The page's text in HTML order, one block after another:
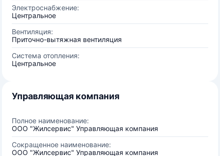
Электроснабжение:
Центральное
Вентиляция:
Приточно-вытяжная вентиляция
Система отопления:
Центральное
Управляющая компания
Полное наименование:
ООО "Жилсервис" Управляющая компания
Сокращенное наименование:
ООО "Жилсервис" Управляющая компания